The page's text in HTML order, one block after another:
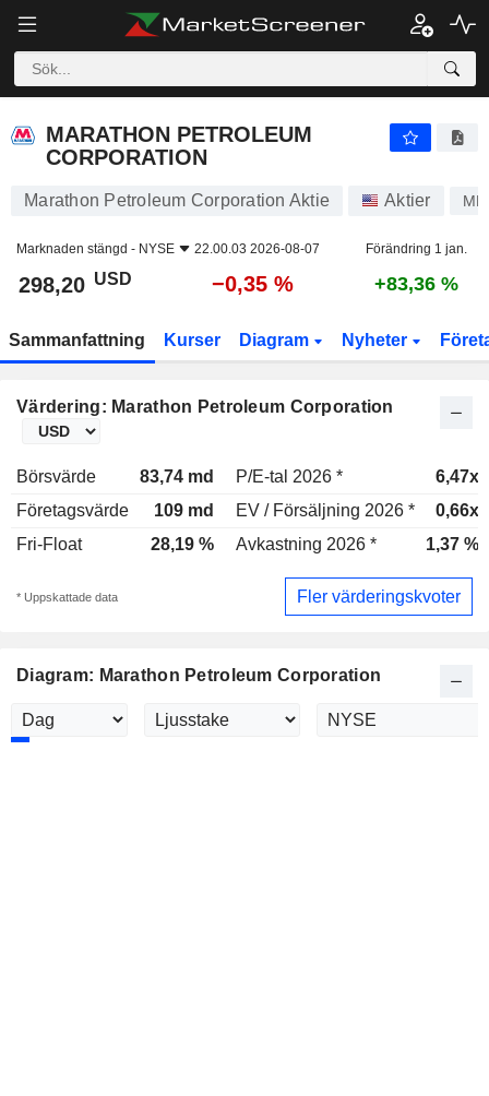
MARATHON PETROLEUM
CORPORATION
Marathon Petroleum Corporation Aktie Aktier
Marknaden stängd - NYSE 22.00.03 2026-08-07 Förändring 1 jan.
298,20 USD −0,35 % +83,36 %
Sammanfattning Kurser Diagram Nyheter
Värdering: Marathon Petroleum Corporation
Börsvärde 83,74 md P/E-tal 2026 *
6,47x
Företagsvärde
109 md EV / Försäljning 2026 *
0,66x
Fri-Float
28,19 % Avkastning 2026 * 1,37 %
* Uppskattade data Fler värderingskvoter
Diagram: Marathon Petroleum Corporation